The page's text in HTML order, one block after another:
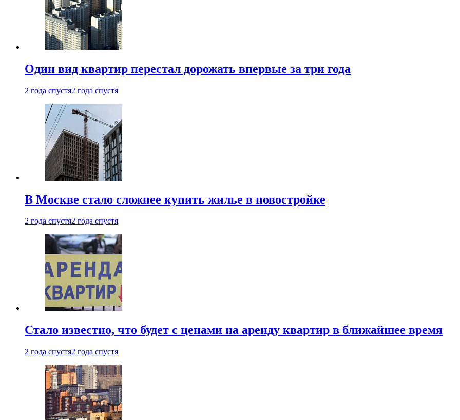
Один вид квартир перестал дорожать впервые за три года
2 года спустя2 года спустя
В Москве стало сложнее купить жилье в новостройке
2 года спустя2 года спустя
Стало известно, что будет с ценами на аренду квартир в ближайшее время
2 года спустя2 года спустя